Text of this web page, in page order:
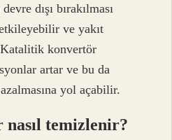
dışı bırakılması
ve yakıt
konvertör
artar ve bu da
yol açabilir.
nasıl temizlenir?